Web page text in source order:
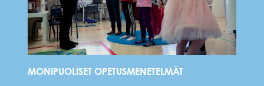
MONIPUOLISET OPETUSMENETELMÄT